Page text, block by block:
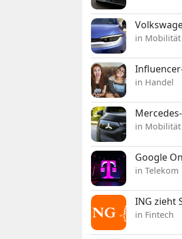
in Mobilität
in Handel
in Mobilität
Google
in Telekom
ING zieht
in Fintech